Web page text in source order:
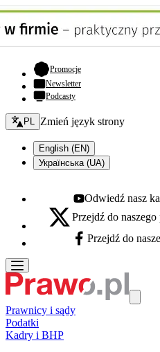
Promocje- otwiera się w nowej
Newsletter
Podcasty
Zmień język - bieżący:
PL Zmień język strony
English (EN)
Українська (UA)
Youtube - otwiera się w
Odwiedź nasz
X - otwiera się w nowej karcie
Przejdź do
Facebook - otwiera się w
Przejdź do
Prawnicy i sądy
Podatki
Kadry i BHP